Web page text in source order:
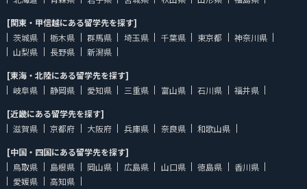
[関東・甲信越にある留学先を探す]
茨城県
栃木県 群馬県 埼玉県 千葉県 東京都
神奈川県
山梨県
長野県
新潟県
[東海・北陸にある留学先を探す]
岐阜県
静岡県 愛知県 三重県 富山県 石川県
福井県
[近畿にある留学先を探す]
滋賀県
京都府 大阪府 兵庫県 奈良県
和歌山県
[中国・四国にある留学先を探す]
鳥取県
島根県 岡山県 広島県 山口県 徳島県
香川県
愛媛県
高知県